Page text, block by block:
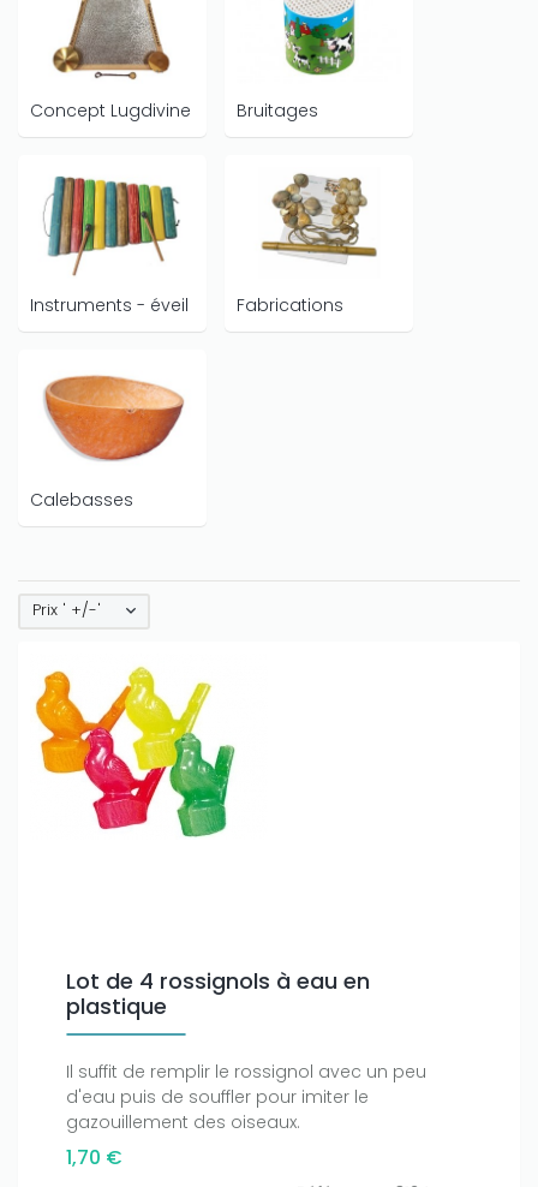
Concept Lugdivine Bruitages
Instruments - éveil Fabrications
Calebasses
Prix ' +/-'
Lot de 4 rossignols à eau en
plastique
Il suffit de remplir le rossignol avec un peu
d'eau puis de souffler pour imiter le
gazouillement des oiseaux.
1,70 €